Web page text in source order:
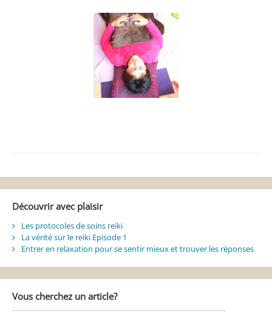
Découvrir avec plaisir
Les protocoles de soins reiki
La vérité sur le reiki Episode 1
Entrer en relaxation pour se sentir mieux et trouver les réponses
Vous cherchez un article?